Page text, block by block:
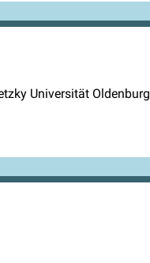
Universität Oldenburg